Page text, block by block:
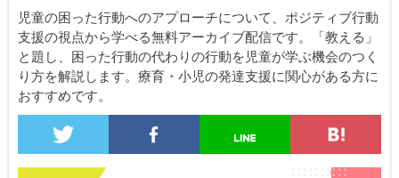
児童の困った行動へのアプローチについて、ポジティブ行動
支援の視点から学べる無料アーカイブ配信です。「教える」
と題し、困った行動の代わりの行動を児童が学ぶ機会のつく
り方を解説します。療育・小児の発達支援に関心がある方に
おすすめです。